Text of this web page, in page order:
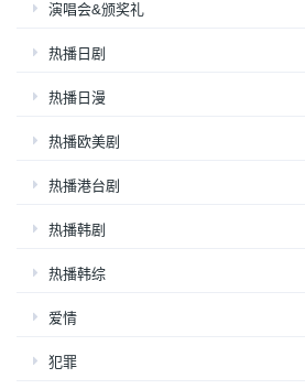
演唱会&颁奖礼
热播日剧
热播日漫
热播欧美剧
热播港台剧
热播韩剧
热播韩综
爱情
犯罪